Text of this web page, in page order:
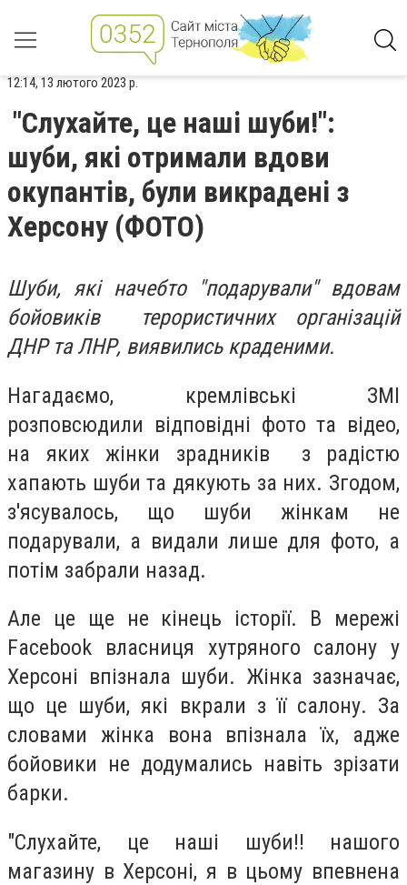
12:14, 13 лютого 2023 р.
"Слухайте, це наші шуби!":
шуби, які отримали вдови
окупантів, були викрадені з
Херсону (ФОТО)
Шуби, які начебто "подарували" вдовам
бойовиків терористичних організацій
ДНР та ЛНР, виявились краденими.
Нагадаємо, кремлівські ЗМІ
розповсюдили відповідні фото та відео,
на яких жінки зрадників з радістю
хапають шуби та дякують за них. Згодом,
з'ясувалось, що шуби жінкам не
подарували, а видали лише для фото, а
потім забрали назад.
Але це ще не кінець історії. В мережі
Facebook власниця хутряного салону у
Херсоні впізнала шуби. Жінка зазначає,
що це шуби, які вкрали з її салону. За
словами жінка вона впізнала їх, адже
бойовики не додумались навіть зрізати
барки.
"Слухайте, це наші шуби!! нашого
магазину в Херсоні, я в цьому впевнена